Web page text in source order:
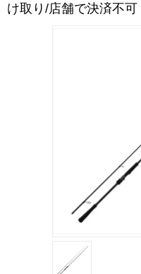
け取り/店舗で決済不可